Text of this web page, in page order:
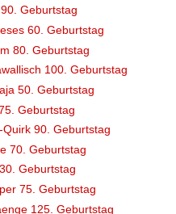
Geburtstag
60. Geburtstag
80. Geburtstag
100. Geburtstag
50. Geburtstag
Geburtstag
90. Geburtstag
70. Geburtstag
Geburtstag
75. Geburtstag
125. Geburtstag